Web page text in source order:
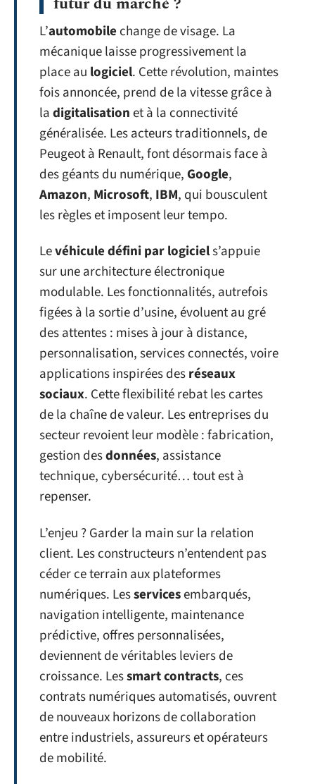
L’automobile change de visage. La
mécanique laisse progressivement la
place au logiciel. Cette révolution, maintes
fois annoncée, prend de la vitesse grâce à
ladigitalisationet à la connectivité
généralisée. Les acteurs traditionnels, de
Peugeot à Renault, font désormais face à
des géants du numérique, Google,
Amazon, Microsoft, IBM, qui bousculent
les règles et imposent leur tempo.
Levéhicule défini par logiciels’appuie
sur une architecture électronique
modulable. Les fonctionnalités, autrefois
figées à la sortie d’usine, évoluent au gré
des attentes : mises à jour à distance,
personnalisation, services connectés, voire
applications inspirées desréseaux
sociaux. Cette flexibilité rebat les cartes
de la chaîne de valeur. Les entreprises du
secteur revoient leur modèle : fabrication,
gestion desdonnées, assistance
technique, cybersécurité… tout est à
repenser.
L’enjeu ? Garder la main sur la relation
client. Les constructeurs n’entendent pas
céder ce terrain aux plateformes
numériques. Lesservicesembarqués,
navigation intelligente, maintenance
prédictive, offres personnalisées,
deviennent de véritables leviers de
croissance. Lessmart contracts, ces
contrats numériques automatisés, ouvrent
de nouveaux horizons de collaboration
entre industriels, assureurs et opérateurs
de mobilité.